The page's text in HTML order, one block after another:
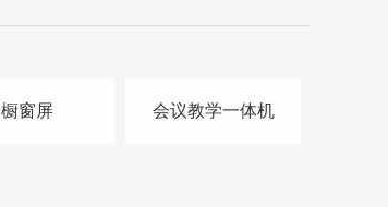
橱窗屏 会议教学一体机